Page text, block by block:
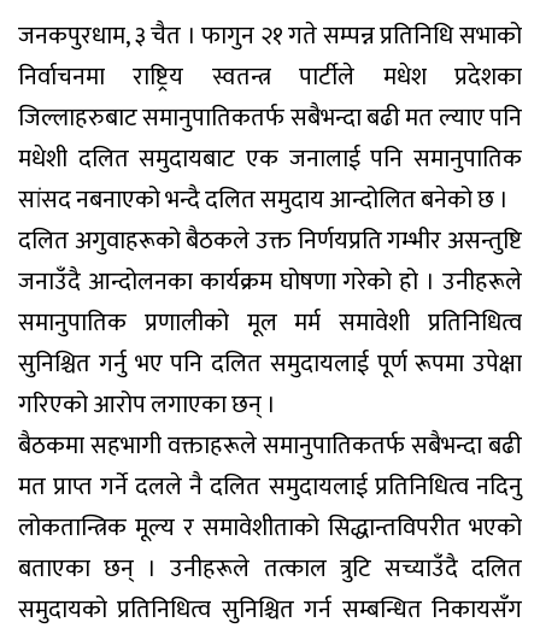
जनकपुरधाम, ३ चैत । फागुन २१ गते सम्पन्न प्रतिनिधि सभाको
निर्वाचनमा राष्ट्रिय स्वतन्त्र पार्टीले मधेश प्रदेशका
जिल्लाहरुबाट समानुपातिकतर्फ सबैभन्दा बढी मत ल्याए पनि
मधेशी दलित समुदायबाट एक जनालाई पनि समानुपातिक
सांसद नबनाएको भन्दै दलित समुदाय आन्दोलित बनेको छ ।
दलित अगुवाहरूको बैठकले उक्त निर्णयप्रति गम्भीर असन्तुष्टि
जनाउँदै आन्दोलनका कार्यक्रम घोषणा गरेको हो । उनीहरूले
समानुपातिक प्रणालीको मूल मर्म समावेशी प्रतिनिधित्व
सुनिश्चित गर्नु भए पनि दलित समुदायलाई पूर्ण रूपमा उपेक्षा
गरिएको आरोप लगाएका छन् ।
बैठकमा सहभागी वक्ताहरूले समानुपातिकतर्फ सबैभन्दा बढी
मत प्राप्त गर्ने दलले नै दलित समुदायलाई प्रतिनिधित्व नदिनु
लोकतान्त्रिक मूल्य र समावेशीताको सिद्धान्तविपरीत भएको
बताएका छन् । उनीहरूले तत्काल त्रुटि सच्याउँदै दलित
समुदायको प्रतिनिधित्व सुनिश्चित गर्न सम्बन्धित निकायसँग